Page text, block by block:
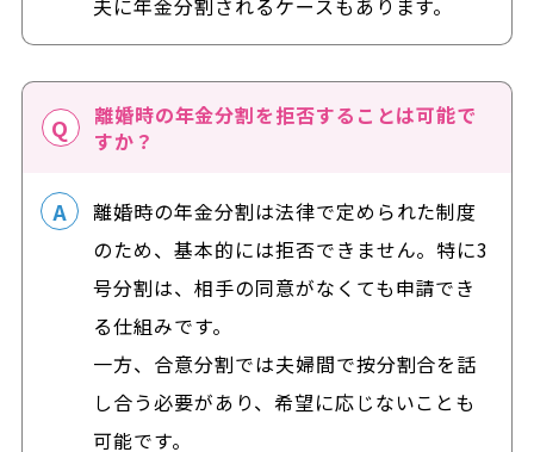
離婚時の年金分割を拒否することは可能で
すか？
離婚時の年金分割は法律で定められた制度
のため、基本的には拒否できません。特に3
号分割は、相手の同意がなくても申請でき
る仕組みです。
一方、合意分割では夫婦間で按分割合を話
し合う必要があり、希望に応じないことも
可能です。